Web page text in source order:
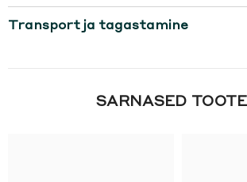
Transport ja tagastamine
SARNASED